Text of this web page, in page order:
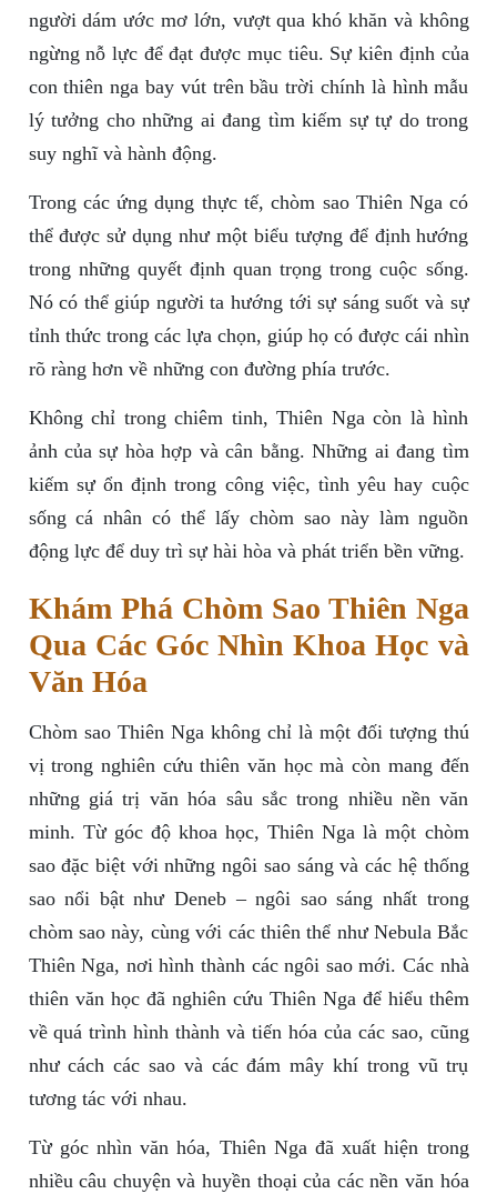
người dám ước mơ lớn, vượt qua khó khăn và không
ngừng nỗ lực để đạt được mục tiêu. Sự kiên định của
con thiên nga bay vút trên bầu trời chính là hình mẫu
lý tưởng cho những ai đang tìm kiếm sự tự do trong
suy nghĩ và hành động.
Trong các ứng dụng thực tế, chòm sao Thiên Nga có
thể được sử dụng như một biểu tượng để định hướng
trong những quyết định quan trọng trong cuộc sống.
Nó có thể giúp người ta hướng tới sự sáng suốt và sự
tỉnh thức trong các lựa chọn, giúp họ có được cái nhìn
rõ ràng hơn về những con đường phía trước.
Không chỉ trong chiêm tinh, Thiên Nga còn là hình
ảnh của sự hòa hợp và cân bằng. Những ai đang tìm
kiếm sự ổn định trong công việc, tình yêu hay cuộc
sống cá nhân có thể lấy chòm sao này làm nguồn
động lực để duy trì sự hài hòa và phát triển bền vững.
Khám Phá Chòm Sao Thiên Nga
Qua Các Góc Nhìn Khoa Học và
Văn Hóa
Chòm sao Thiên Nga không chỉ là một đối tượng thú
vị trong nghiên cứu thiên văn học mà còn mang đến
những giá trị văn hóa sâu sắc trong nhiều nền văn
minh. Từ góc độ khoa học, Thiên Nga là một chòm
sao đặc biệt với những ngôi sao sáng và các hệ thống
sao nổi bật như Deneb – ngôi sao sáng nhất trong
chòm sao này, cùng với các thiên thể như Nebula Bắc
Thiên Nga, nơi hình thành các ngôi sao mới. Các nhà
thiên văn học đã nghiên cứu Thiên Nga để hiểu thêm
về quá trình hình thành và tiến hóa của các sao, cũng
như cách các sao và các đám mây khí trong vũ trụ
tương tác với nhau.
Từ góc nhìn văn hóa, Thiên Nga đã xuất hiện trong
nhiều câu chuyện và huyền thoại của các nền văn hóa